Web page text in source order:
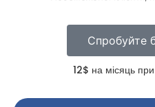
Спробуйте
12$ на місяць при